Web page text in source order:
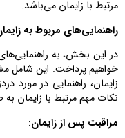
مرتبط با زایمان می‌باشد.
راهنمایی‌های مربوط به
در این بخش، به
خواهیم پرداخت. این شامل
زایمان، راهنمایی در مورد
نکات مهم مرتبط با زایمان
مراقبت پس از زایمان: